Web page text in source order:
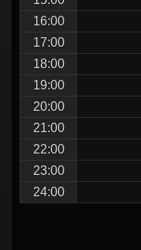
16:00
17:00
18:00
19:00
20:00
21:00
22:00
23:00
24:00